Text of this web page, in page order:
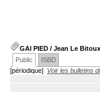
GAI PIED / Jean Le Bitoux
Public
ISBD
[périodique] Voir les bulletins